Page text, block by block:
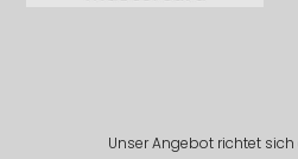
Unser Angebot richtet